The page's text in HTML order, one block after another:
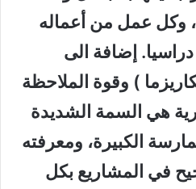
وكل عمل من أعماله
إضافة الى
) وقوة الملاحظة
هي السمة الشديدة
الكبيرة، ومعرفته
في المشاريع بكل